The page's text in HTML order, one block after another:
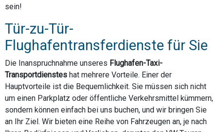
sein!
Tür-zu-Tür-
Flughafentransferdienste für Sie
Die Inanspruchnahme unseres Flughafen-Taxi-
Transportdienstes hat mehrere Vorteile. Einer der
Hauptvorteile ist die Bequemlichkeit. Sie müssen sich nicht
um einen Parkplatz oder öffentliche Verkehrsmittel kümmern,
sondern können einfach bei uns buchen, und wir bringen Sie
an Ihr Ziel. Wir bieten eine Reihe von Fahrzeugen an, je nach